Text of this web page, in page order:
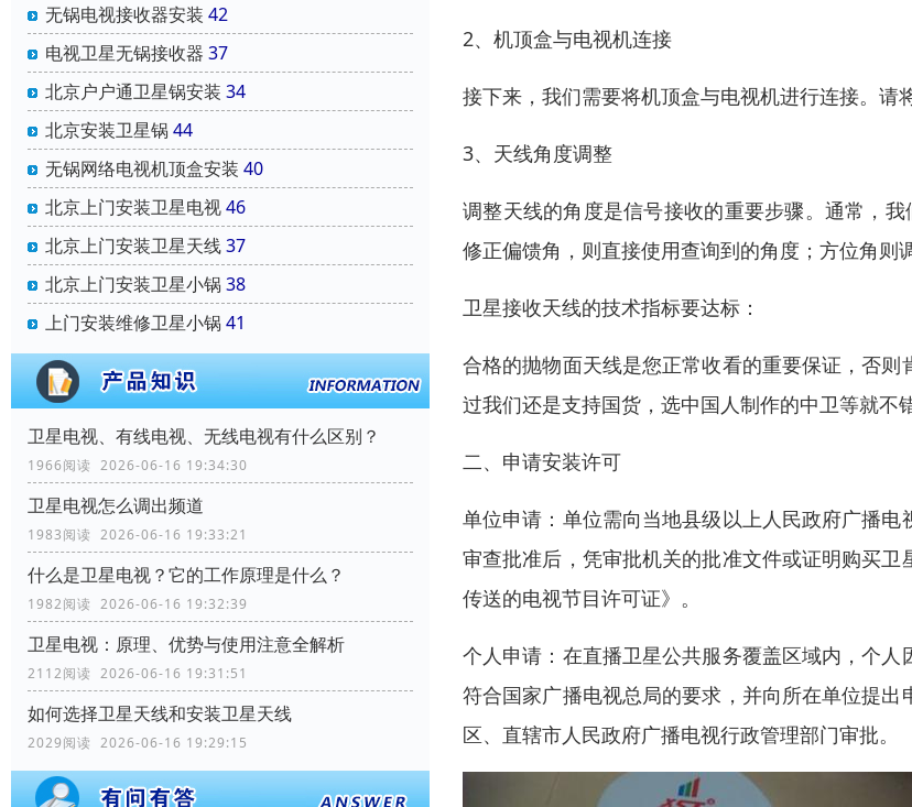
无锅电视接收器安装 42
电视卫星无锅接收器 37
北京户户通卫星锅安装 34
北京安装卫星锅 44
无锅网络电视机顶盒安装 40
北京上门安装卫星电视46
北京上门安装卫星天线37
北京上门安装卫星小锅 38
上门安装维修卫星小锅 41
卫星电视、有线电视、无线电视有什么区别？
1966阅读 2026-06-16 19:34:30
卫星电视怎么调出频道
1983阅读 2026-06-16 19:33:21
什么是卫星电视？它的工作原理是什么？
1982阅读 2026-06-16 19:32:39
卫星电视：原理、优势与使用注意全解析
2112阅读 2026-06-16 19:31:51
如何选择卫星天线和安装卫星天线
2029阅读 2026-06-16 19:29:15
2、机顶盒与电视机连接
接下来，我们需要将机顶盒与电视机进行连接。
3、天线角度调整
调整天线的角度是信号接收的重要步骤。通常，
修正偏馈角，则直接使用查询到的角度；方位角则
卫星接收天线的技术指标要达标：
合格的抛物面天线是您正常收看的重要保证，否
过我们还是支持国货，选中国人制作的中卫等就不
二、申请安装许可
单位申请：单位需向当地县级以上人民政府广播
审查批准后，凭审批机关的批准文件或证明购买
传送的电视节目许可证》。
个人申请：在直播卫星公共服务覆盖区域内，个
符合国家广播电视总局的要求，并向所在单位提
区、直辖市人民政府广播电视行政管理部门审批。